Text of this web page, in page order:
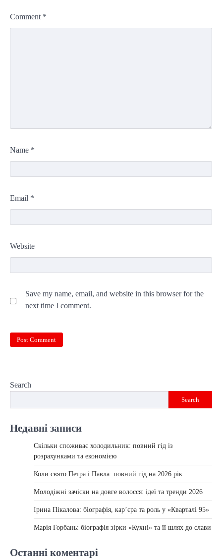
Comment *
Name *
Email *
Website
Save my name, email, and website in this browser for the
next time I comment.
Search
Search
Недавні записи
Скільки споживає холодильник: повний гід із
розрахунками та економією
Коли свято Петра і Павла: повний гід на 2026 рік
Молодіжні зачіски на довге волосся: ідеї та тренди 2026
Ірина Пікалова: біографія, кар’єра та роль у «Кварталі 95»
Марія Горбань: біографія зірки «Кухні» та її шлях до слави
Останні коментарі